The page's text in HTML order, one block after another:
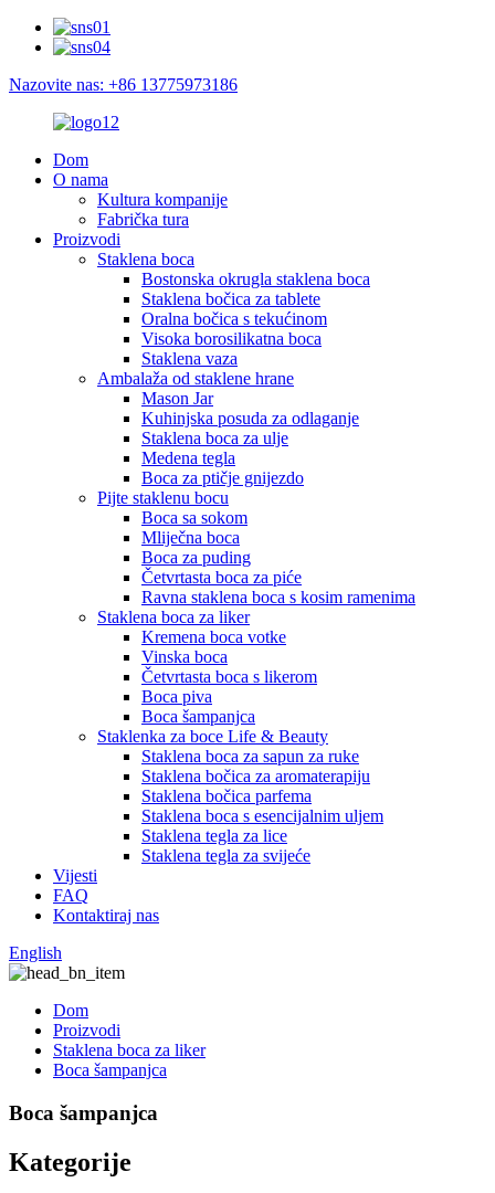
Nazovite nas: +86 13775973186
Dom
O nama
Kultura kompanije
Fabrička tura
Proizvodi
Staklena boca
Bostonska okrugla staklena boca
Staklena bočica za tablete
Oralna bočica s tekućinom
Visoka borosilikatna boca
Staklena vaza
Ambalaža od staklene hrane
Mason Jar
Kuhinjska posuda za odlaganje
Staklena boca za ulje
Medena tegla
Boca za ptičje gnijezdo
Pijte staklenu bocu
Boca sa sokom
Mliječna boca
Boca za puding
Četvrtasta boca za piće
Ravna staklena boca s kosim ramenima
Staklena boca za liker
Kremena boca votke
Vinska boca
Četvrtasta boca s likerom
Boca piva
Boca šampanjca
Staklenka za boce Life & Beauty
Staklena boca za sapun za ruke
Staklena bočica za aromaterapiju
Staklena bočica parfema
Staklena boca s esencijalnim uljem
Staklena tegla za lice
Staklena tegla za svijeće
Vijesti
FAQ
Kontaktiraj nas
English
Dom
Proizvodi
Staklena boca za liker
Boca šampanjca
Boca šampanjca
Kategorije